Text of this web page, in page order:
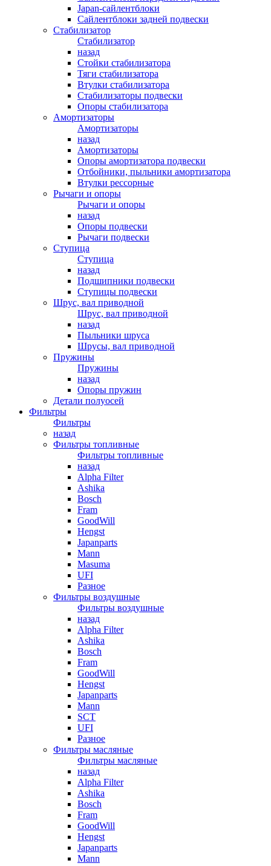
Japan-сайлентблоки
Сайлентблоки задней подвески
Стабилизатор
Стабилизатор
назад
Стойки стабилизатора
Тяги стабилизатора
Втулки стабилизатора
Стабилизаторы подвески
Опоры стабилизатора
Амортизаторы
Амортизаторы
назад
Амортизаторы
Опоры амортизатора подвески
Отбойники, пыльники амортизатора
Втулки рессорные
Рычаги и опоры
Рычаги и опоры
назад
Опоры подвески
Рычаги подвески
Ступица
Ступица
назад
Подшипники подвески
Ступицы подвески
Шрус, вал приводной
Шрус, вал приводной
назад
Пыльники шруса
Шрусы, вал приводной
Пружины
Пружины
назад
Опоры пружин
Детали полуосей
Фильтры
Фильтры
назад
Фильтры топливные
Фильтры топливные
назад
Alpha Filter
Ashika
Bosch
Fram
GoodWill
Hengst
Japanparts
Mann
Masuma
UFI
Разное
Фильтры воздушные
Фильтры воздушные
назад
Alpha Filter
Ashika
Bosch
Fram
GoodWill
Hengst
Japanparts
Mann
SCT
UFI
Разное
Фильтры масляные
Фильтры масляные
назад
Alpha Filter
Ashika
Bosch
Fram
GoodWill
Hengst
Japanparts
Mann